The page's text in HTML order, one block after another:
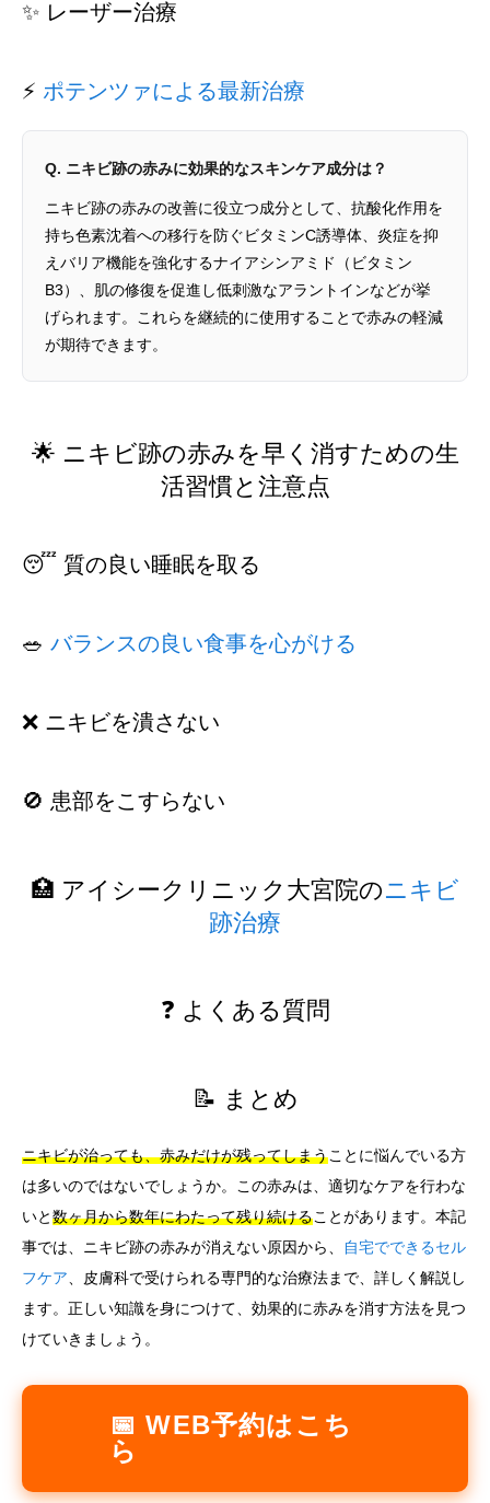
✨ レーザー治療
⚡ ポテンツァによる最新治療
Q. ニキビ跡の赤みに効果的なスキンケア成分は？
ニキビ跡の赤みの改善に役立つ成分として、抗酸化作用を
持ち色素沈着への移行を防ぐビタミンC誘導体、炎症を抑
えバリア機能を強化するナイアシンアミド（ビタミン
B3）、肌の修復を促進し低刺激なアラントインなどが挙
げられます。これらを継続的に使用することで赤みの軽減
が期待できます。
🌟 ニキビ跡の赤みを早く消すための生
活習慣と注意点
😴 質の良い睡眠を取る
🥗 バランスの良い食事を心がける
❌ ニキビを潰さない
🚫 患部をこすらない
🏥 アイシークリニック大宮院のニキビ
跡治療
❓ よくある質問
📝 まとめ
ニキビが治っても、赤みだけが残ってしまうことに悩んでいる方
は多いのではないでしょうか。この赤みは、適切なケアを行わな
いと数ヶ月から数年にわたって残り続けることがあります。本記
事では、ニキビ跡の赤みが消えない原因から、
自宅でできるセル
フケア 、皮膚科で受けられる専門的な治療法まで、詳しく解説し
ます。正しい知識を身につけて、効果的に赤みを消す方法を見つ
けていきましょう。
📅 WEB予約はこち
ら